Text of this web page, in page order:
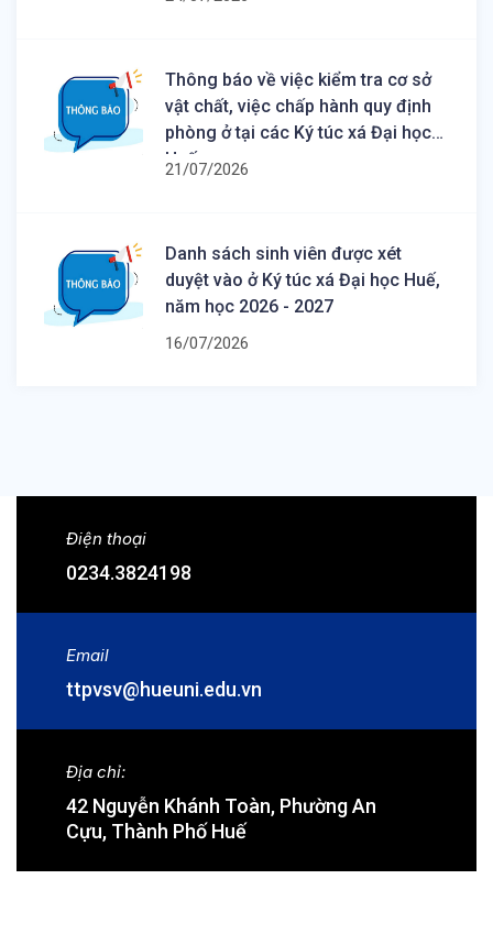
Thông báo về việc kiểm tra cơ sở
vật chất, việc chấp hành quy định
phòng ở tại các Ký túc xá Đại học
Huế
21/07/2026
Danh sách sinh viên được xét
duyệt vào ở Ký túc xá Đại học Huế,
năm học 2026 - 2027
16/07/2026
Điện thoại
0234.3824198
Email
ttpvsv@hueuni.edu.vn
Địa chỉ:
42 Nguyễn Khánh Toàn, Phường An
Cựu, Thành Phố Huế